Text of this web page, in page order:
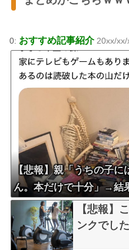
0: おすすめ記事紹介20xx/xx/
【悲報】親「うちの子に
ん。本だけで十分」→結
【悲報】
ンクでし